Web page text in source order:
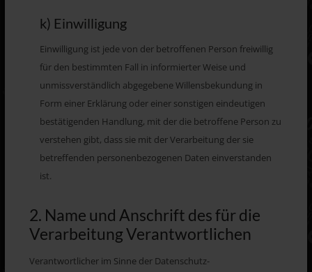
k) Einwilligung
Einwilligung ist jede von der betroffenen Person freiwillig
für den bestimmten Fall in informierter Weise und
unmissverständlich abgegebene Willensbekundung in
Form einer Erklärung oder einer sonstigen eindeutigen
bestätigenden Handlung, mit der die betroffene Person zu
verstehen gibt, dass sie mit der Verarbeitung der sie
betreffenden personenbezogenen Daten einverstanden
ist.
2. Name und Anschrift des für die
Verarbeitung Verantwortlichen
Verantwortlicher im Sinne der Datenschutz-